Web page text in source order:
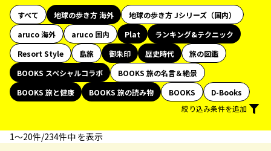
すべて 地球の歩き方 海外
地球の歩き方 Jシリーズ（国内）
aruco 海外
aruco 国内 Plat
ランキング&テクニック
Resort Style
島旅 御朱印 歴史時代
旅の図鑑
BOOKS スペシャルコラボ
BOOKS 旅の名言＆絶景
BOOKS 旅と健康
BOOKS 旅の読み物 BOOKS
D-Books
絞り込み条件を追加
1〜20件/234件中 を表示